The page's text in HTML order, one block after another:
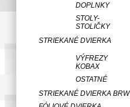
DOPLNKY
STOLY-
STOLIČKY
STRIEKANÉ DVIERKA
VÝFREZY
KOBAX
OSTATNÉ
STRIEKANÉ DVIERKA BRW